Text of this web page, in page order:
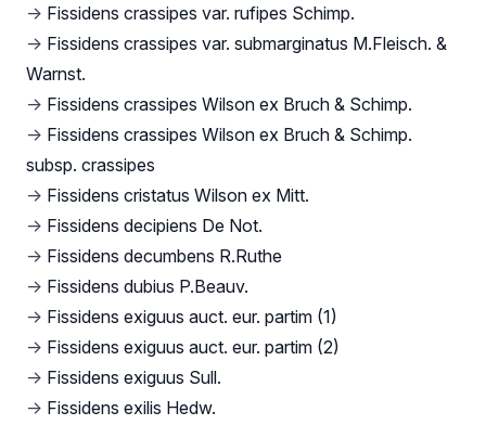
→ Fissidens crassipes var. rufipes Schimp.
→ Fissidens crassipes var. submarginatus M.Fleisch. &
Warnst.
→ Fissidens crassipes Wilson ex Bruch & Schimp.
→ Fissidens crassipes Wilson ex Bruch & Schimp.
subsp. crassipes
→ Fissidens cristatus Wilson ex Mitt.
→ Fissidens decipiens De Not.
→ Fissidens decumbens R.Ruthe
→ Fissidens dubius P.Beauv.
→ Fissidens exiguus auct. eur. partim (1)
→ Fissidens exiguus auct. eur. partim (2)
→ Fissidens exiguus Sull.
→ Fissidens exilis Hedw.